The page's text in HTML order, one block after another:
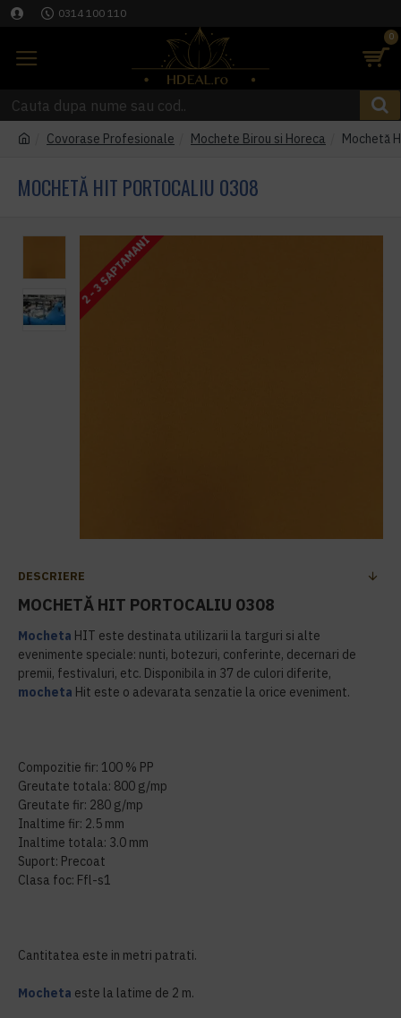
0314 100 110
0
Covorase Profesionale Mochete Birou si Horeca Mochetă
MOCHETĂ HIT PORTOCALIU 0308
2 - 3 SAPTAMANI
DESCRIERE
MOCHETĂ HIT PORTOCALIU 0308
Mocheta HIT este destinata utilizarii la targuri si alte
evenimente speciale: nunti, botezuri, conferinte, decernari de
premii, festivaluri, etc. Disponibila in 37 de culori diferite,
mocheta Hit este o adevarata senzatie la orice eveniment.
Compozitie fir: 100 % PP
Greutate totala: 800 g/mp
Greutate fir: 280 g/mp
Inaltime fir: 2.5 mm
Inaltime totala: 3.0 mm
Suport: Precoat
Clasa foc: Ffl-s1
Cantitatea este in metri patrati.
Mocheta este la latime de 2 m.